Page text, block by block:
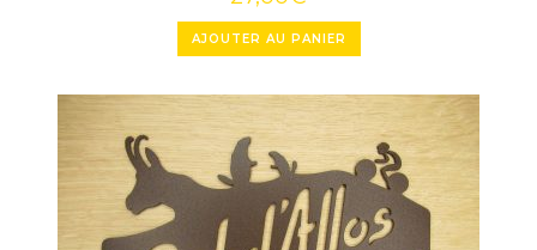
AJOUTER AU PANIER